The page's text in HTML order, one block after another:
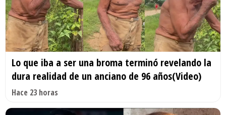
Lo que iba a ser una broma terminó revelando la
dura realidad de un anciano de 96 años(Video)
Hace 23 horas